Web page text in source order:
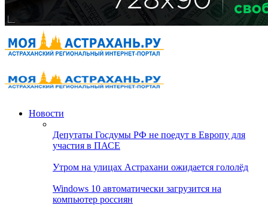
Новости
Депутаты Госдумы РФ не поедут в Европу для
участия в ПАСЕ
Утром на улицах Астрахани ожидается гололёд
Windows 10 автоматически загрузится на
компьютер россиян